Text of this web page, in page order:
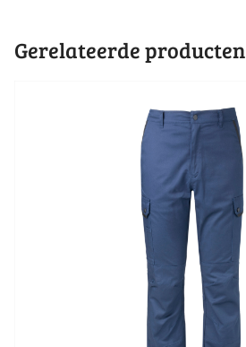
Gerelateerde producten